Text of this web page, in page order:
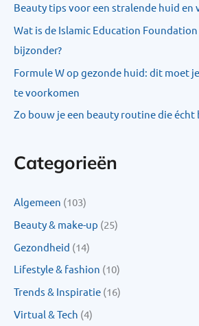
Beauty tips voor een stralende huid en
Wat is de Islamic Education
bijzonder?
Formule W op gezonde huid: dit moet
te voorkomen
Zo bouw je een beauty routine die écht
Categorieën
Algemeen (103)
Beauty & make-up (25)
Gezondheid (14)
Lifestyle & fashion (10)
Trends & Inspiratie (16)
Virtual & Tech (4)